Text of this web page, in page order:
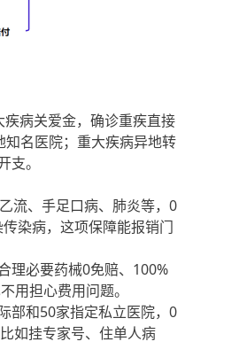
疾病关爱金，确诊重疾直接
名医院；重大疾病异地转
。
流、手足口病、肺炎等，0
染病，这项保障能报销门
理必要药械0免赔、100%
用担心费用问题。
部和50家指定私立医院，0
如挂专家号、住单人病